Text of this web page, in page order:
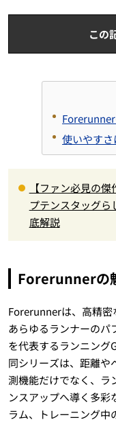
この
Forerunner
使いやす
【ファン必見の
プテンスタッグら
底解説
Forerunnerの
Forerunnerは、高精密
あらゆるランナーのパ
を代表するランニング
同シリーズは、距離や
測機能だけでなく、ラ
ンスアップへ導く多
ラム、トレーニング中